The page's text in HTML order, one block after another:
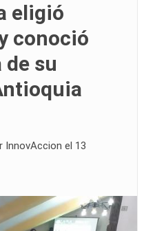
eligió
conoció
su
InnovAccion el 13